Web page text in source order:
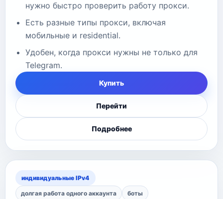
нужно быстро проверить работу прокси.
Есть разные типы прокси, включая
мобильные и residential.
Удобен, когда прокси нужны не только для
Telegram.
Купить
Перейти
Подробнее
индивидуальные IPv4
долгая работа одного аккаунта боты